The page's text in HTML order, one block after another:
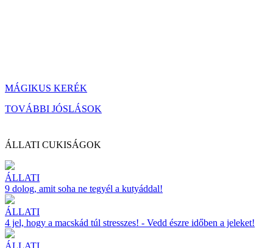
MÁGIKUS KERÉK
TOVÁBBI JÓSLÁSOK
ÁLLATI CUKISÁGOK
ÁLLATI
9 dolog, amit soha ne tegyél a kutyáddal!
ÁLLATI
4 jel, hogy a macskád túl stresszes! - Vedd észre időben a jeleket!